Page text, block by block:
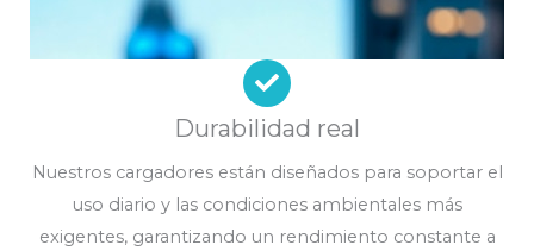
Durabilidad real
Nuestros cargadores están diseñados para soportar el
uso diario y las condiciones ambientales más
exigentes, garantizando un rendimiento constante a